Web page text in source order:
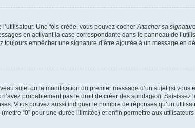
Une fois créée, vous pouvez cocherAttacher sa
en activant la case correspondante dans le panneau de
toujours empêcher une signature d’être ajoutée à un message en
sujet ou la modification du premier message d’un sujet (si vous
probablement pas le droit de créer des sondages).
Vous pouvez aussi indiquer le nombre de réponses qu’un
“0” pour une durée illimitée) et enfin permettre aux